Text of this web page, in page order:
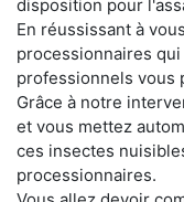
disposition pour
En réussissant à
processionnaires
professionnels vous
Grâce à notre
et vous mettez
ces insectes
processionnaires.